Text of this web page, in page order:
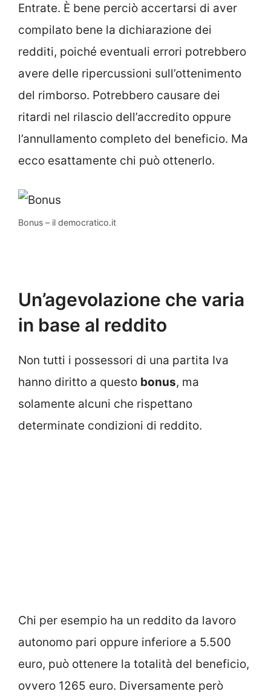
Entrate. È bene perciò accertarsi di aver
compilato bene la dichiarazione dei
redditi, poiché eventuali errori potrebbero
avere delle ripercussioni sull’ottenimento
del rimborso. Potrebbero causare dei
ritardi nel rilascio dell’accredito oppure
l’annullamento completo del beneficio. Ma
ecco esattamente chi può ottenerlo.
Bonus – il democratico.it
Un’agevolazione che varia
in base al reddito
Non tutti i possessori di una partita Iva
hanno diritto a questo bonus, ma
solamente alcuni che rispettano
determinate condizioni di reddito.
Chi per esempio ha un reddito da lavoro
autonomo pari oppure inferiore a 5.500
euro, può ottenere la totalità del beneficio,
ovvero 1265 euro. Diversamente però